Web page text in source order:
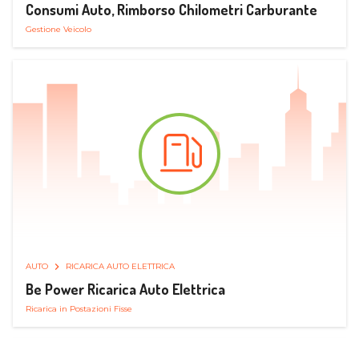
Consumi Auto, Rimborso Chilometri Carburante
Gestione Veicolo
AUTO RICARICA AUTO ELETTRICA
Be Power Ricarica Auto Elettrica
Ricarica in Postazioni Fisse